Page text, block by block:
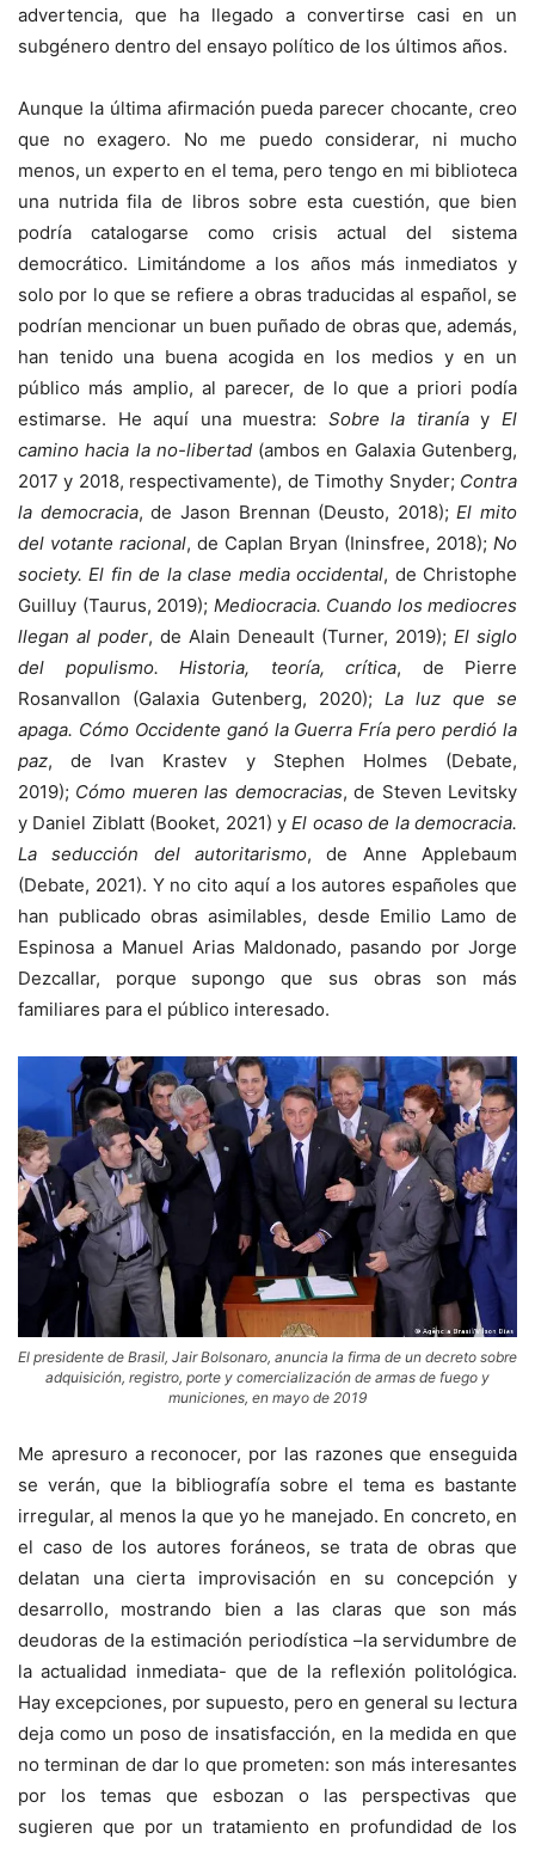
advertencia, que ha llegado a convertirse casi en un
subgénero dentro del ensayo político de los últimos años.
Aunque la última afirmación pueda parecer chocante, creo
que no exagero. No me puedo considerar, ni mucho
menos, un experto en el tema, pero tengo en mi biblioteca
una nutrida fila de libros sobre esta cuestión, que bien
podría catalogarse como crisis actual del sistema
democrático. Limitándome a los años más inmediatos y
solo por lo que se refiere a obras traducidas al español, se
podrían mencionar un buen puñado de obras que, además,
han tenido una buena acogida en los medios y en un
público más amplio, al parecer, de lo que a priori podía
estimarse. He aquí una muestra: Sobre la tiraníayEl
camino hacia la no-libertad(ambos en Galaxia Gutenberg,
2017 y 2018, respectivamente), de Timothy Snyder; Contra
la democracia, de Jason Brennan (Deusto, 2018);El mito
del votante racional, de Caplan Bryan (Ininsfree, 2018); No
society. El fin de la clase media occidental, de Christophe
Guilluy (Taurus, 2019); Mediocracia. Cuando los mediocres
llegan al poder, de Alain Deneault (Turner, 2019); El siglo
del populismo. Historia, teoría, crítica, de Pierre
Rosanvallon (Galaxia Gutenberg, 2020); La luz que se
apaga. Cómo Occidente ganó la Guerra Fría pero perdió la
paz, de Ivan Krastev y Stephen Holmes (Debate,
2019); Cómo mueren las democracias, de Steven Levitsky
y Daniel Ziblatt (Booket, 2021) yEl ocaso de la democracia.
La seducción del autoritarismo, de Anne Applebaum
(Debate, 2021). Y no cito aquí a los autores españoles que
han publicado obras asimilables, desde Emilio Lamo de
Espinosa a Manuel Arias Maldonado, pasando por Jorge
Dezcallar, porque supongo que sus obras son más
familiares para el público interesado.
El presidente de Brasil, Jair Bolsonaro, anuncia la firma de un decreto sobre
adquisición, registro, porte y comercialización de armas de fuego y
municiones, en mayo de 2019
Me apresuro a reconocer, por las razones que enseguida
se verán, que la bibliografía sobre el tema es bastante
irregular, al menos la que yo he manejado. En concreto, en
el caso de los autores foráneos, se trata de obras que
delatan una cierta improvisación en su concepción y
desarrollo, mostrando bien a las claras que son más
deudoras de la estimación periodística –la servidumbre de
la actualidad inmediata- que de la reflexión politológica.
Hay excepciones, por supuesto, pero en general su lectura
deja como un poso de insatisfacción, en la medida en que
no terminan de dar lo que prometen: son más interesantes
por los temas que esbozan o las perspectivas que
sugieren que por un tratamiento en profundidad de los